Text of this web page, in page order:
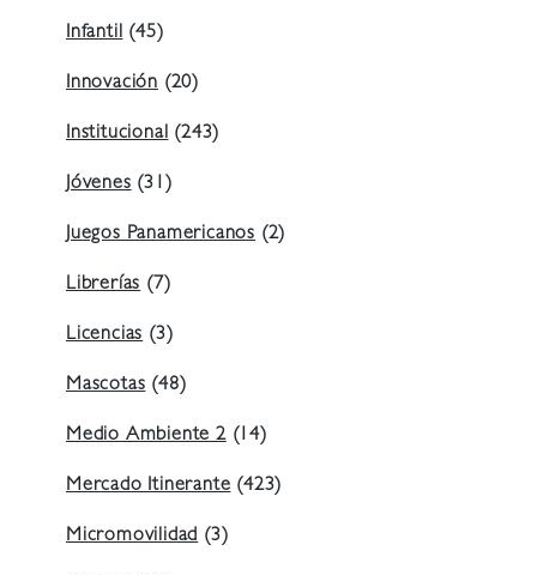
Infantil (45)
Innovación (20)
Institucional (243)
Jóvenes (31)
Juegos Panamericanos (2)
Librerías (7)
Licencias (3)
Mascotas (48)
Medio Ambiente 2(14)
Mercado Itinerante (423)
Micromovilidad (3)